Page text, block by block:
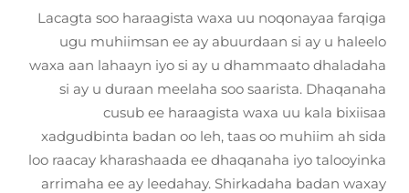
Lacagta soo haraagista waxa uu noqonayaa farqiga
ugu muhiimsan ee ay abuurdaan si ay u haleelo
waxa aan lahaayn iyo si ay u dhammaato dhaladaha
si ay u duraan meelaha soo saarista. Dhaqanaha
cusub ee haraagista waxa uu kala bixiisaa
xadgudbinta badan oo leh, taas oo muhiim ah sida
loo raacay kharashaada ee dhaqanaha iyo talooyinka
arrimaha ee ay leedahay. Shirkadaha badan waxay